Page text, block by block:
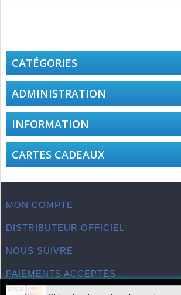
CATÉGORIES
ADMINISTRATION
INFORMATION
CARTES CADEAUX
MON COMPTE
DISTRIBUTEUR OFFICIEL
NOUS SUIVRE
PAIEMENTS ACCEPTÉS